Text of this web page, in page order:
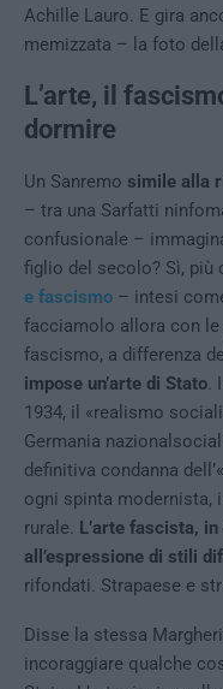
Achille Lauro. E gira
memizzata – la foto
L’arte, il
dormire
Un Sanremo simile alla
– tra una Sarfatti
confusionale –
figlio del secolo? Sì, più
e fascismo – intesi
facciamolo allora con le
fascismo, a differenza
impose un’arte di Stato.
1934, il «realismo
Germania
definitiva condanna
ogni spinta modernista,
rurale. L’arte fascista,
all’espressione di stili
rifondati. Strapaese e
Disse la stessa
incoraggiare qualche